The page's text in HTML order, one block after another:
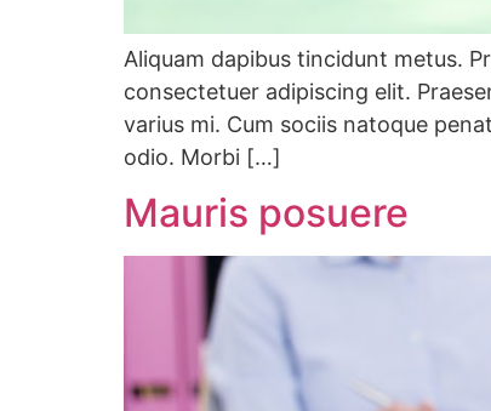
Aliquam dapibus tincidunt metus.
consectetuer adipiscing elit.
varius mi. Cum sociis natoque
odio. Morbi […]
Mauris posuere